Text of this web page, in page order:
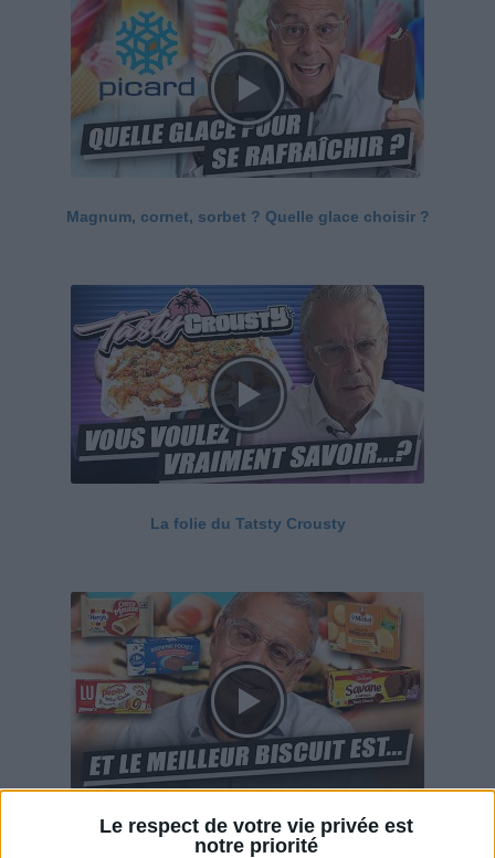
Le respect de votre vie privée est
notre priorité
Magnum, cornet, sorbet ? Quelle glace choisir ?
La folie du Tatsty Crousty
Savane, LU, Pepito, Harrys... Que valent vraiment
ces gâteaux ?